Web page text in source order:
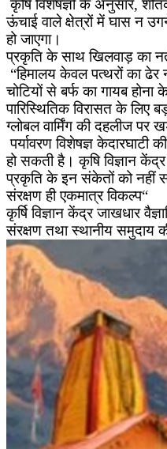
कृषि विशेषज्ञों के अनुसार,
ऊंचाई वाले क्षेत्रों में घास न
हो जाएगा।
प्रकृति के साथ खिलवाड़ का
“हिमालय केवल पत्थरों का ढेर
चोटियों से बर्फ का गायब
पारिस्थितिक विरासत के लिए
ग्लोबल वार्मिंग की दहलीज पर
पर्यावरण विशेषज्ञ
हो सकती है। कृषि विज्ञान
प्रकृति के इन संकेतों को नहीं
संरक्षण ही एकमात्र विकल्प“
कृर्षि विज्ञान केंद्र जाखधार
संरक्षण तथा स्थानीय समुदाय